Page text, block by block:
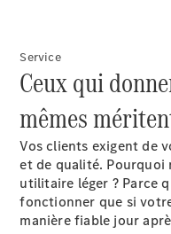
Mercedes-
Benz Store
Utilitaires
d’occasion
Offres
Service
Ceux qui
mêmes
Vos clients exigent de
et de qualité. Pourquoi
utilitaire léger ? Parce
fonctionner que si
manière fiable jour